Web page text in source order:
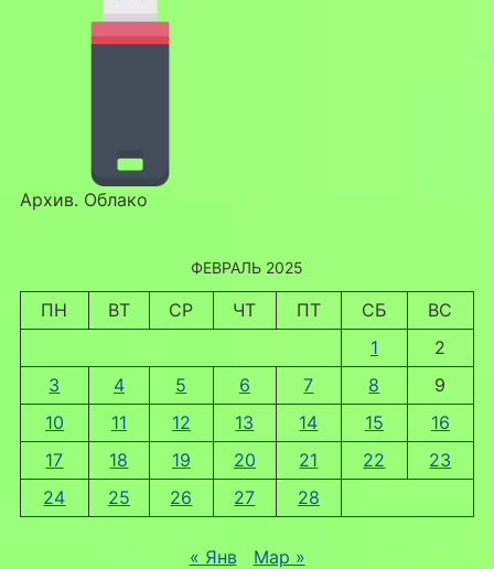
Архив. Облако
ФЕВРАЛЬ 2025
ПН ВТ СР ЧТ ПТ СБ
ВС
1
2
3
4 5 6 7 8
9
10
11 12 13 14 15
16
17
18 19 20 21 22
23
24
25 26 27 28
« Янв Мар »